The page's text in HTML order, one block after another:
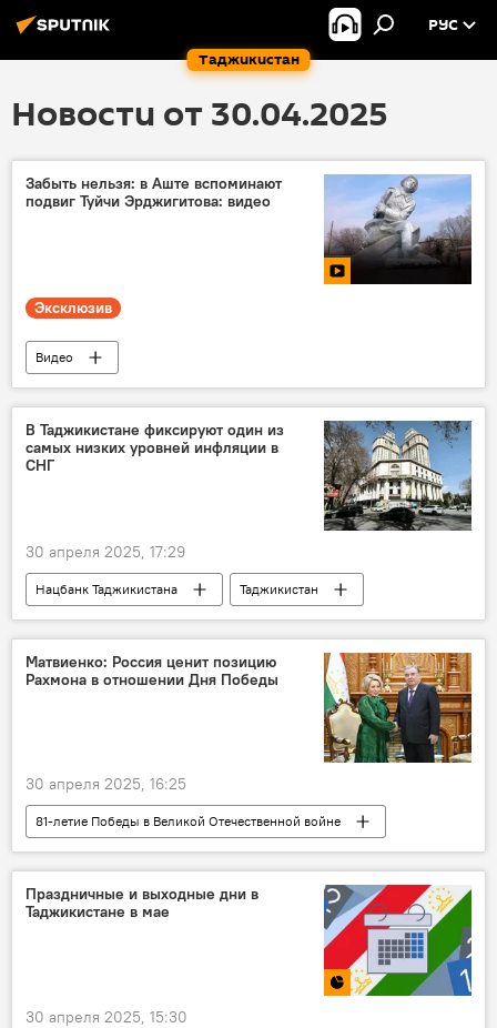
Таджикистан
РУС
Новости от 30.04.2025
Забыть нельзя: в Аште вспоминают
подвиг Туйчи Эрджигитова: видео
Эксклюзив
Видео
81-летие Победы в Великой Отечественной войне
9 мая - День Победы в Великой Отечественной войне
Великая Отечественная война (1941-1945)
В Таджикистане фиксируют один из
самых низких уровней инфляции в
СНГ
30 апреля 2025, 17:29
Нацбанк Таджикистана
Таджикистан
Экономика
инфляция
Матвиенко: Россия ценит позицию
Рахмона в отношении Дня Победы
30 апреля 2025, 16:25
81-летие Победы в Великой Отечественной войне
Россия
Таджикистан
Валентина Матвиенко
Эмомали Рахмон
Праздничные и выходные дни в
Таджикистане в мае
30 апреля 2025, 15:30